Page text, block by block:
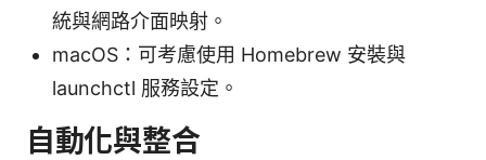
統與網路介面映射。
macOS：可考慮使用 Homebrew 安裝與
launchctl 服務設定。
自動化與整合